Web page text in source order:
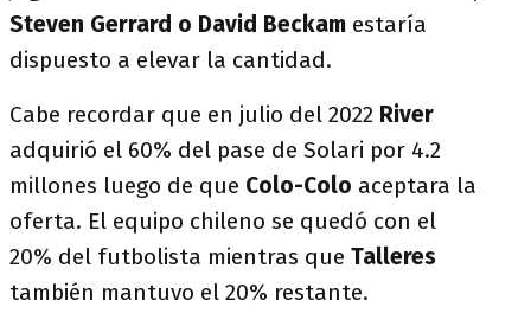
Steven Gerrard o David Beckam estaría
dispuesto a elevar la cantidad.
Cabe recordar que en julio del 2022 River
adquirió el 60% del pase de Solari por 4.2
millones luego de que Colo-Colo aceptara la
oferta. El equipo chileno se quedó con el
20% del futbolista mientras que Talleres
también mantuvo el 20% restante.